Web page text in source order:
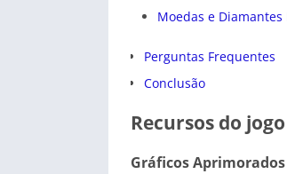
Moedas e
Perguntas Frequentes
Conclusão
Recursos do
Gráficos Aprimorados